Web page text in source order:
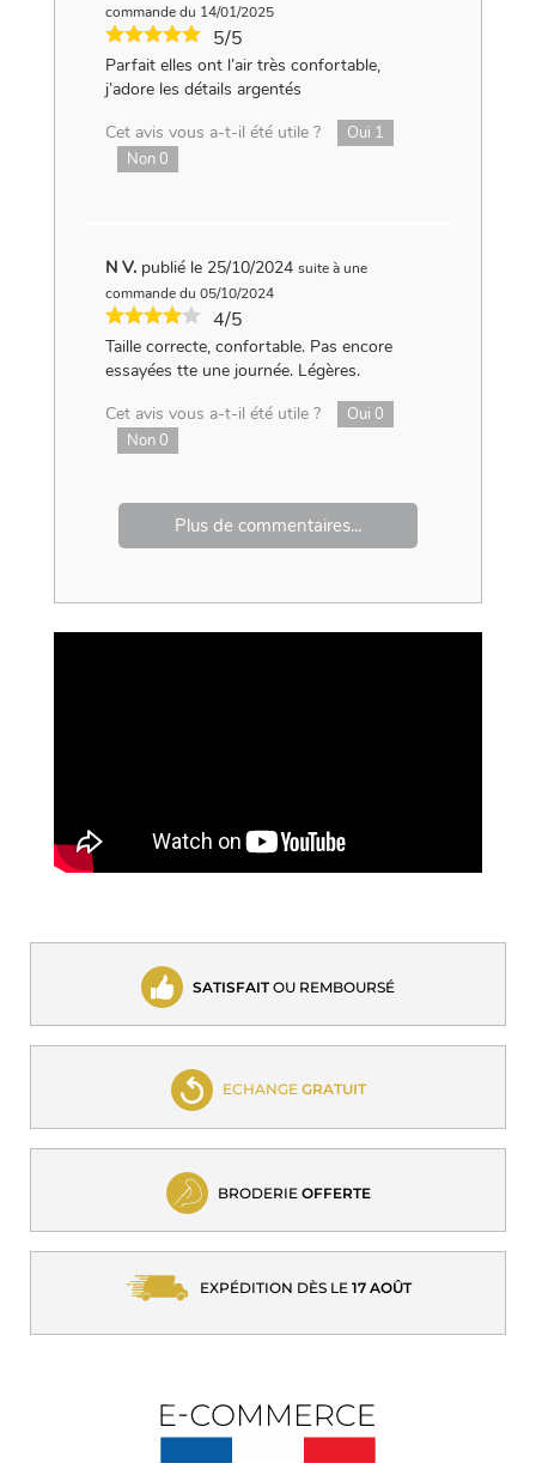
commande du 14/01/2025
5/5
Parfait elles ont l’air très confortable,
j’adore les détails argentés
Cet avis vous a-t-il été utile ?
Oui 1
Non0
N V. publié le 25/10/2024 suite à une
commande du 05/10/2024
4/5
Taille correcte, confortable. Pas encore
essayées tte une journée. Légères.
Cet avis vous a-t-il été utile ?
Oui 0
Non0
Plus de commentaires...
SATISFAITOU REMBOURSÉ
ECHANGE GRATUIT
BRODERIE OFFERTE
EXPÉDITION DÈS LE 17 AOÛT